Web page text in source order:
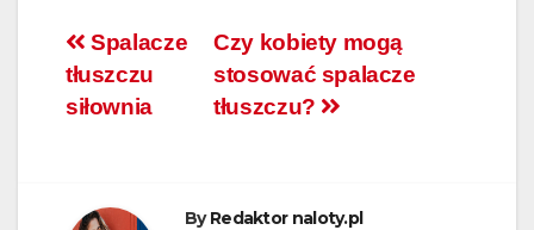
Nawigacja
wpisu
Czy kobiety mogą
stosować spalacze
tłuszczu?
Spalacze
tłuszczu
siłownia
ByRedaktor naloty.pl